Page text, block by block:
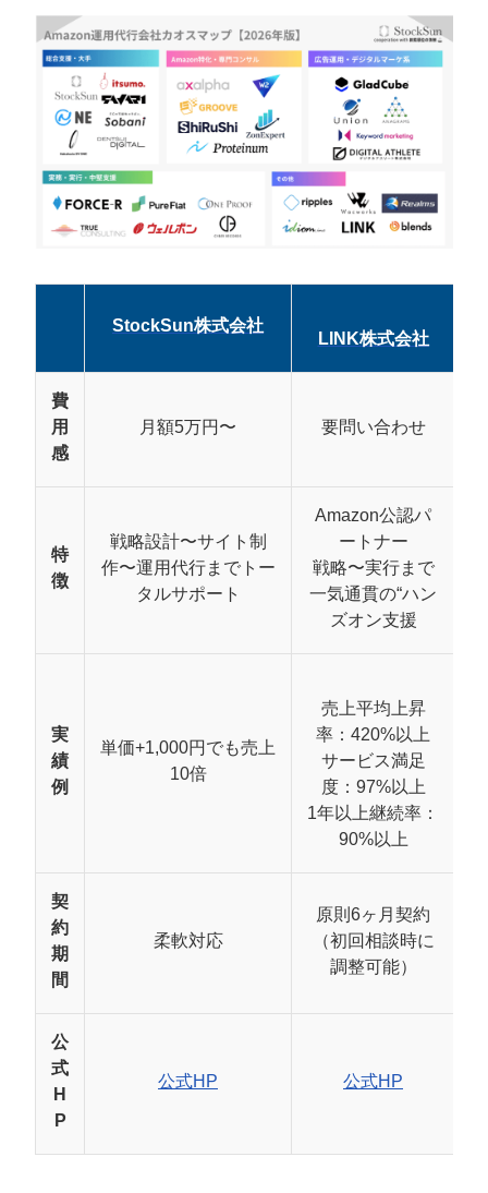
Amazon運用代行とは？コンサルティング
との違い
Amazon運用で発生する8つの主要業務とリソース負荷
運用代行とコンサルティングの違い
Amazon運用代行で依頼できる具体的業務
と成果事例
商品ページの戦略的改善（A+コンテンツ含む）
正当な手段でのレビュー獲得施策
戦略的セール・プロモーション運用
固定報酬型：予算管理重視の企業向け
成果報酬型：リスク最小化重視の企業向け
複合型：バランス重視の企業向け
見落としがちな追加費用に注意
担当者稼働時間を80%削減しながら売上最大化
採用・育成コストを大幅削減
最新アルゴリズム・トレンドへの対応
Amazon運用代行の2つの注意点と対策
失敗しないAmazon運用代行の選び方【7つ
ポイント2：運用代行 vs コンサルティングを判断する
StockSun株式会社
LINK株式会社
費
用
感
月額5万円〜 要問い合わせ
特
徴
戦略設計〜サイト制
作〜運用代行までトー
タルサポート
Amazon公認パ
ートナー
戦略〜実行まで
一気通貫の“ハン
ズオン支援
実
績
例
単価+1,000円でも売上
10倍
売上平均上昇
率：420%以上
サービス満足
度：97%以上
1年以上継続率：
90%以上
契
約
期
間
柔軟対応
原則6ヶ月契約
（初回相談時に
調整可能）
公
式
H
P
公式HP 公式HP